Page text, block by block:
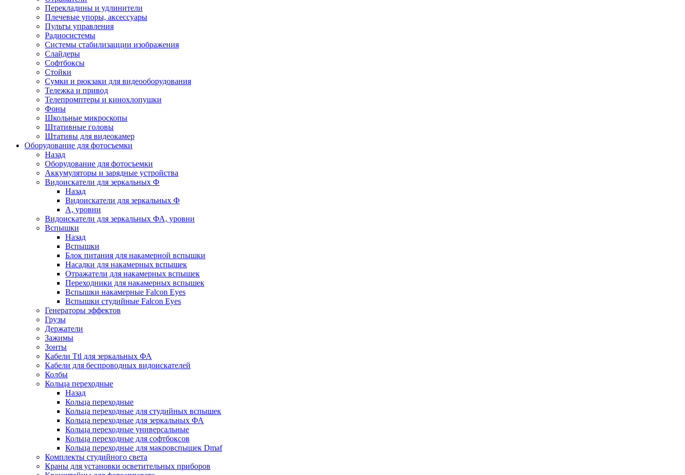
Перекладины и удлинители
Плечевые упоры, аксессуары
Пульты управления
Радиосистемы
Системы стабилизацции изображения
Слайдеры
Софтбоксы
Стойки
Сумки и рюкзаки для видеооборудования
Тележка и привод
Телепромптеры и кинохлопушки
Фоны
Школьные микроскопы
Штативные головы
Штативы для видеокамер
Оборудование для фотосъемки
Назад
Оборудование для фотосъемки
Аккумуляторы и зарядные устройства
Видоискатели для зеркальных Ф
Назад
Видоискатели для зеркальных Ф
А, уровни
Видоискатели для зеркальных ФА, уровни
Вспышки
Назад
Вспышки
Блок питания для накамерной вспышки
Насадки для накамерных вспышек
Отражатели для накамерных вспышек
Переходники для накамерных вспышек
Вспышки накамерные Falcon Eyes
Вспышки студийные Falcon Eyes
Генераторы эффектов
Грузы
Держатели
Зажимы
Зонты
Кабели Ttl для зеркальных ФА
Кабели для беспроводных видоискателей
Колбы
Кольца переходные
Назад
Кольца переходные
Кольца переходные для студийных вспышек
Кольца переходные для зеркальных ФА
Кольца переходные универсальные
Кольца переходные для софтбоксов
Кольца переходные для макровспышек Dmaf
Комплекты студийного света
Краны для установки осветительных приборов